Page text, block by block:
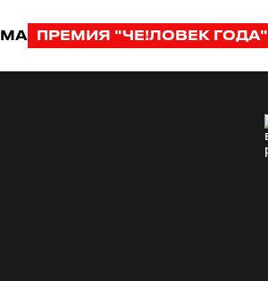
ПРЕМИЯ "ЧЕ!ЛОВЕК ГОДА"